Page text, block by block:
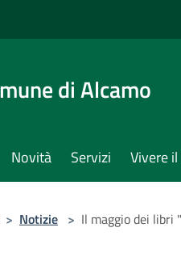
di Alcamo
Novità Servizi Vivere
> Notizie > Il maggio dei libri